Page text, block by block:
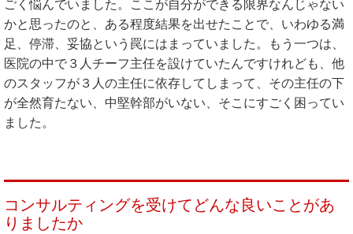
ごく悩んでいました。ここが自分ができる限界なんじゃない
かと思ったのと、ある程度結果を出せたことで、いわゆる満
足、停滞、妥協という罠にはまっていました。もう一つは、
医院の中で３人チーフ主任を設けていたんですけれども、他
のスタッフが３人の主任に依存してしまって、その主任の下
が全然育たない、中堅幹部がいない、そこにすごく困ってい
ました。
コンサルティングを受けてどんな良いことがあ
りましたか